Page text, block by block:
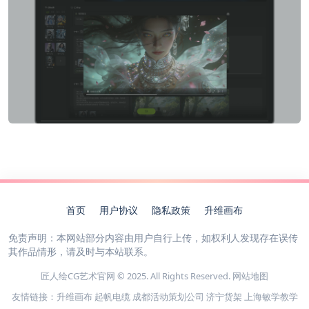
首页 用户协议 隐私政策 升维画布
免责声明：本网站部分内容由用户自行上传，如权利人发现存在误传
其作品情形，请及时与本站联系。
匠人绘CG艺术官网 © 2025. All Rights Reserved. 网站地图
友情链接： 升维画布 起帆电缆 成都活动策划公司 济宁货架 上海敏学教学